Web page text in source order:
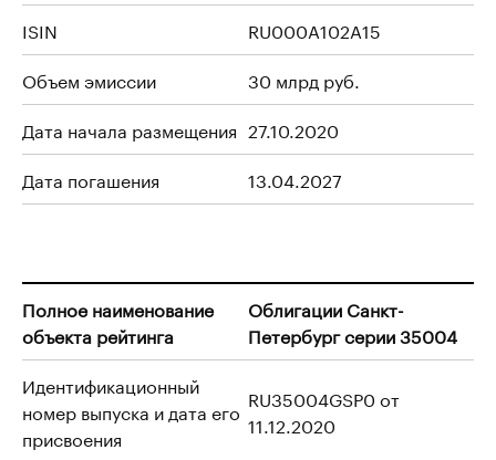
ISIN
RU000A102A15
Объем эмиссии
30 млрд руб.
Дата начала размещения 27.10.2020
Дата погашения
13.04.2027
Полное наименование
объекта рейтинга
Облигации Санкт-
Петербург серии 35004
Идентификационный
номер выпуска и дата его
присвоения
RU35004GSP0 от
11.12.2020